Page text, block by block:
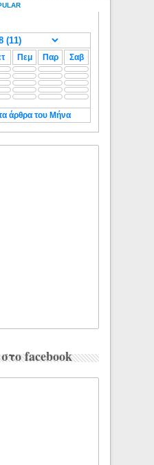
Πεμ Παρ Σαβ
άρθρα του Μήνα
facebook